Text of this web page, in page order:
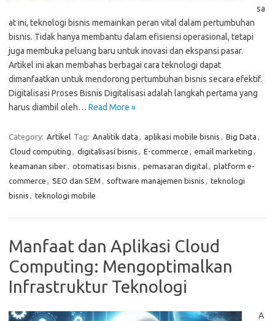
sa
at ini, teknologi bisnis memainkan peran vital dalam pertumbuhan
bisnis. Tidak hanya membantu dalam efisiensi operasional, tetapi
juga membuka peluang baru untuk inovasi dan ekspansi pasar.
Artikel ini akan membahas berbagai cara teknologi dapat
dimanfaatkan untuk mendorong pertumbuhan bisnis secara efektif.
Digitalisasi Proses Bisnis Digitalisasi adalah langkah pertama yang
harus diambil oleh… Read More »
Category: Artikel Tag: Analitik data , aplikasi mobile bisnis , Big Data ,
Cloud computing , digitalisasi bisnis , E-commerce , email marketing ,
keamanan siber, otomatisasi bisnis , pemasaran digital, platform e-
commerce , SEO dan SEM , software manajemen bisnis , teknologi
bisnis , teknologi mobile
Manfaat dan Aplikasi Cloud
Computing: Mengoptimalkan
Infrastruktur Teknologi
A